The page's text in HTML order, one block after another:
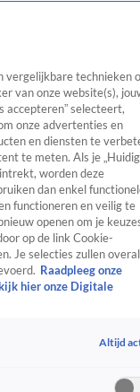
TV Algemeen
Tip
CrimeVideo's
vergelijkbare technieken
van onze website(s),
accepteren” selecteert,
onze advertenties en
en diensten te
te meten. Als je
worden deze
dan enkel
functioneren en veilig te
openen om je
op de link Cookie-
Je selecties zullen overal
Raadpleeg onze
hier onze Digitale
Altijd